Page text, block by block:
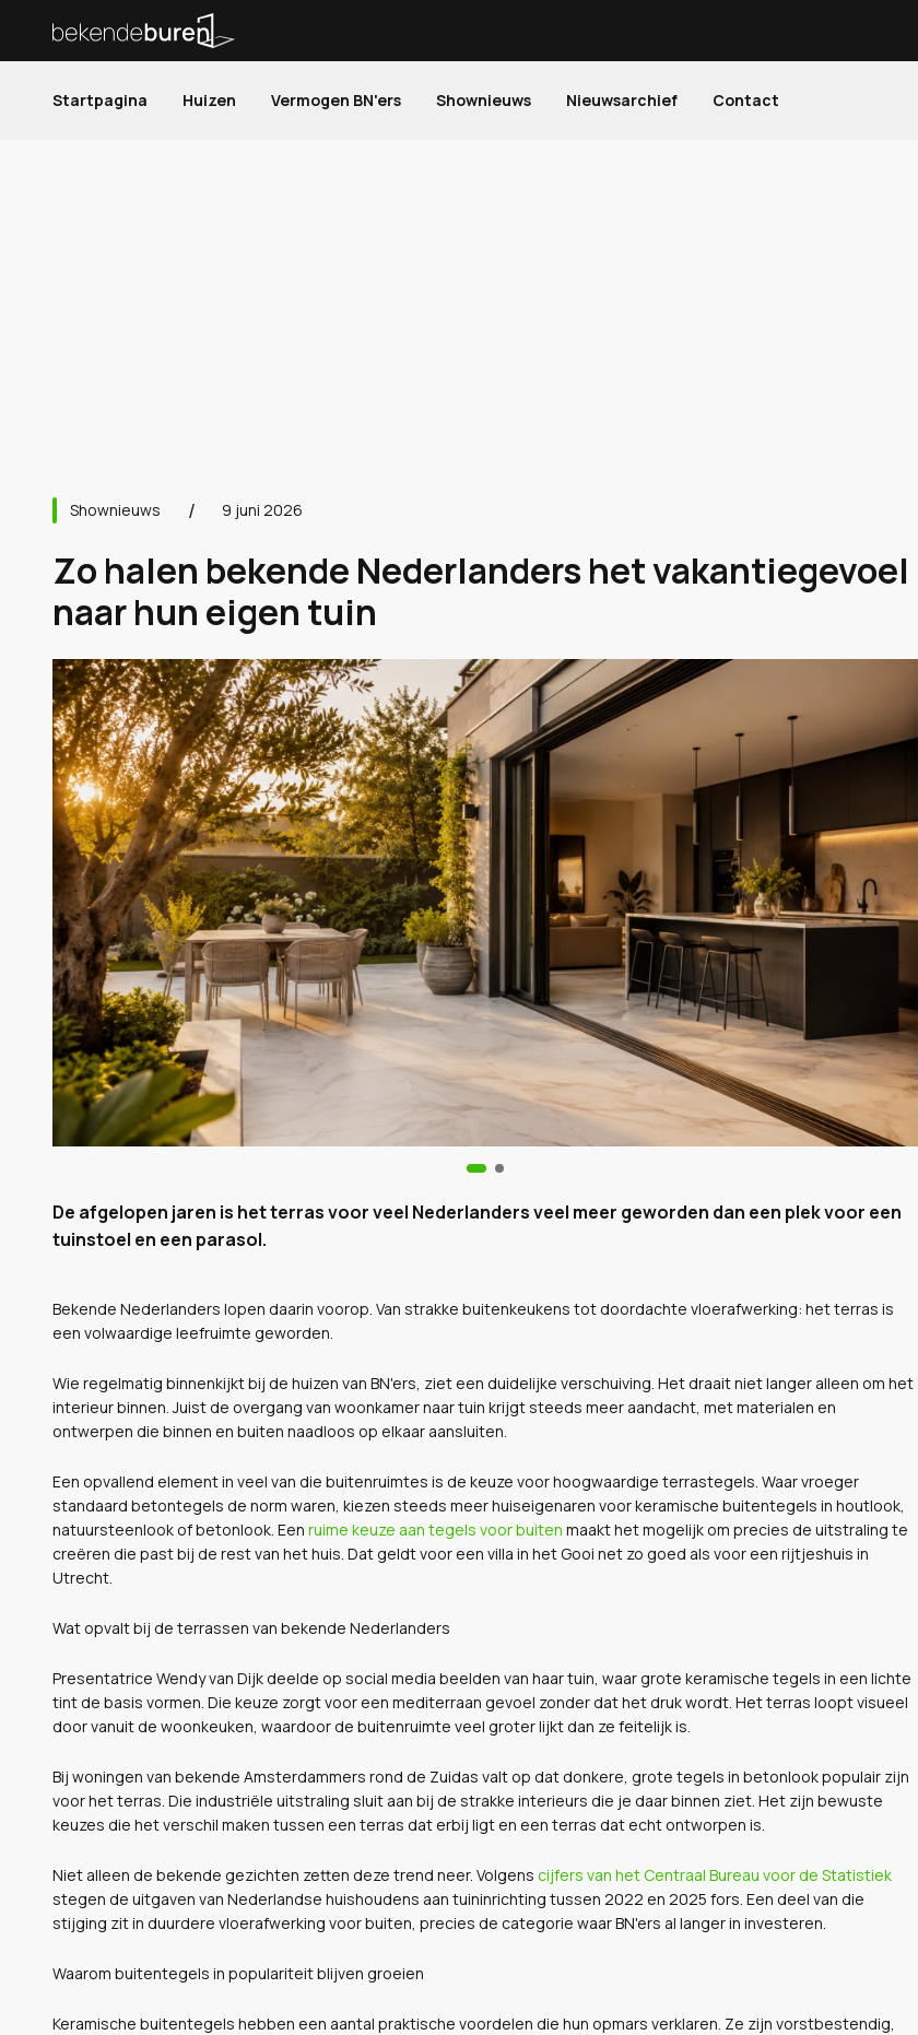
Startpagina Huizen Vermogen BN'ers Shownieuws Nieuwsarchief Contact
Shownieuws 9 juni 2026
Zo halen bekende Nederlanders het vakantiegevoel
naar hun eigen tuin
De afgelopen jaren is het terras voor veel Nederlanders veel meer geworden dan een plek voor een
tuinstoel en een parasol.
Bekende Nederlanders lopen daarin voorop. Van strakke buitenkeukens tot doordachte vloerafwerking: het terras is
een volwaardige leefruimte geworden.
Wie regelmatig binnenkijkt bij de huizen van BN'ers, ziet een duidelijke verschuiving. Het draait niet langer alleen om het
interieur binnen. Juist de overgang van woonkamer naar tuin krijgt steeds meer aandacht, met materialen en
ontwerpen die binnen en buiten naadloos op elkaar aansluiten.
Een opvallend element in veel van die buitenruimtes is de keuze voor hoogwaardige terrastegels. Waar vroeger
standaard betontegels de norm waren, kiezen steeds meer huiseigenaren voor keramische buitentegels in houtlook,
natuursteenlook of betonlook. Een ruime keuze aan tegels voor buiten maakt het mogelijk om precies de uitstraling te
creëren die past bij de rest van het huis. Dat geldt voor een villa in het Gooi net zo goed als voor een rijtjeshuis in
Utrecht.
Wat opvalt bij de terrassen van bekende Nederlanders
Presentatrice Wendy van Dijk deelde op social media beelden van haar tuin, waar grote keramische tegels in een lichte
tint de basis vormen. Die keuze zorgt voor een mediterraan gevoel zonder dat het druk wordt. Het terras loopt visueel
door vanuit de woonkeuken, waardoor de buitenruimte veel groter lijkt dan ze feitelijk is.
Bij woningen van bekende Amsterdammers rond de Zuidas valt op dat donkere, grote tegels in betonlook populair zijn
voor het terras. Die industriële uitstraling sluit aan bij de strakke interieurs die je daar binnen ziet. Het zijn bewuste
keuzes die het verschil maken tussen een terras dat erbij ligt en een terras dat echt ontworpen is.
Niet alleen de bekende gezichten zetten deze trend neer. Volgens cijfers van het Centraal Bureau voor de Statistiek
stegen de uitgaven van Nederlandse huishoudens aan tuininrichting tussen 2022 en 2025 fors. Een deel van die
stijging zit in duurdere vloerafwerking voor buiten, precies de categorie waar BN'ers al langer in investeren.
Waarom buitentegels in populariteit blijven groeien
Keramische buitentegels hebben een aantal praktische voordelen die hun opmars verklaren. Ze zijn vorstbestendig,